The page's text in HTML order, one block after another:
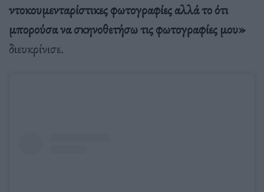
ντοκουμενταρίστικες φωτογραφίες αλλά το ότι
μπορούσα να σκηνοθετήσω τις φωτογραφίες μου»
διευκρίνισε.